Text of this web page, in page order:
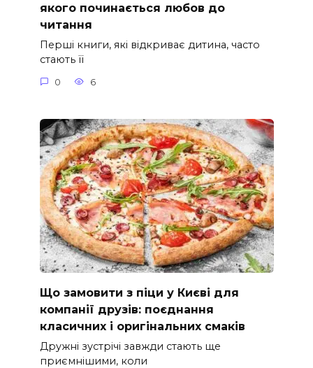
якого починається любов до
читання
Перші книги, які відкриває дитина, часто
стають її
0 6
Що замовити з піци у Києві для
компанії друзів: поєднання
класичних і оригінальних смаків
Дружні зустрічі завжди стають ще
приємнішими, коли